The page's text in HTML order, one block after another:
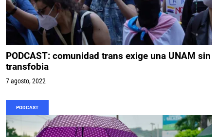
PODCAST: comunidad trans exige una UNAM sin
transfobia
7 agosto, 2022
PODCAST